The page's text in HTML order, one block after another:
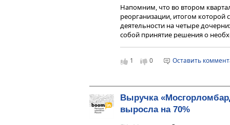
Напомним, что во втором
реорганизации, итогом
деятельности на четыре
собой принятие решения о
Рейтинг ГК «МГКЛ» обусловлен
убыточности, крайне низкой
адекватной диверсификацией
активов, повышением
консервативных оценок
1 0 Оставить
Выручка
выросла на 70%